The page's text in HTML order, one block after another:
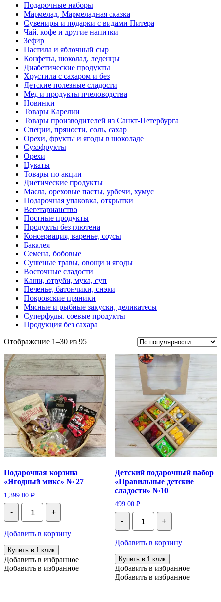
Подарочные наборы
Мармелад, Мармеладная сказка
Сувениры и подарки с видами Питера
Чай, кофе и другие напитки
Зефир
Пастила и яблочный сыр
Конфеты, шоколад, леденцы
Диабетические продукты
Хрустила с сахаром и без
Детские полезные сладости
Мед и продукты пчеловодства
Новинки
Товары Карелии
Товары производителей из Санкт-Петербурга
Специи, пряности, соль, сахар
Орехи, фрукты и ягоды в шоколаде
Сухофрукты
Орехи
Цукаты
Товары по акции
Диетические продукты
Масла, ореховые пасты, урбечи, хумус
Подарочная упаковка, открытки
Вегетарианство
Постные продукты
Продукты без глютена
Консервация, варенье, соусы
Бакалея
Семена, бобовые
Сушеные травы, овощи и ягоды
Восточные сладости
Каши, отруби, мука, суп
Печенье, батончики, снэки
Покровские пряники
Мясные и рыбные закуски, деликатесы
Суперфуды, соевые продукты
Продукция без сахара
Отображение 1–30 из 95
Подарочная корзина
«Ягодный микс» № 27
1,399.00 ₽
-
Количество
Подарочная
корзина
микс"
№
27
+
Добавить в корзину
Купить в 1 клик
Добавить в избранное
Добавить в избранное
Детский подарочный набор
«Правильные детские
сладости» №10
499.00 ₽
-
Количество
Детский
подарочный
"Правильные
детские
сладости"
№10
+
Добавить в корзину
Купить в 1 клик
Добавить в избранное
Добавить в избранное